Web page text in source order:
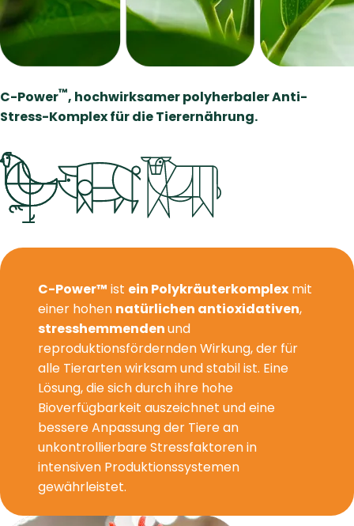
C-Power™, hochwirksamer polyherbaler Anti-
Stress-Komplex für die Tierernährung.
C-Power™ ist ein Polykräuterkomplex mit
einer hohen natürlichen antioxidativen,
stresshemmendenund
reproduktionsfördernden Wirkung, der für
alle Tierarten wirksam und stabil ist. Eine
Lösung, die sich durch ihre hohe
Bioverfügbarkeit auszeichnet und eine
bessere Anpassung der Tiere an
unkontrollierbare Stressfaktoren in
intensiven Produktionssystemen
gewährleistet.